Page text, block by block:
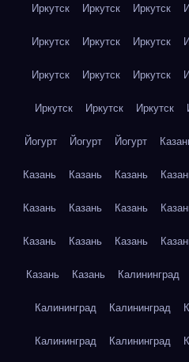
Иркутск Иркутск Иркутск
Иркутск Иркутск Иркутск
Иркутск Иркутск Иркутск
Иркутск Иркутск Иркутск
Йогурт Йогурт Йогурт
Казань Казань Казань
Казань Казань Казань
Казань Казань Казань
Казань Казань Калининград
Калининград Калининград
Калининград Калининград